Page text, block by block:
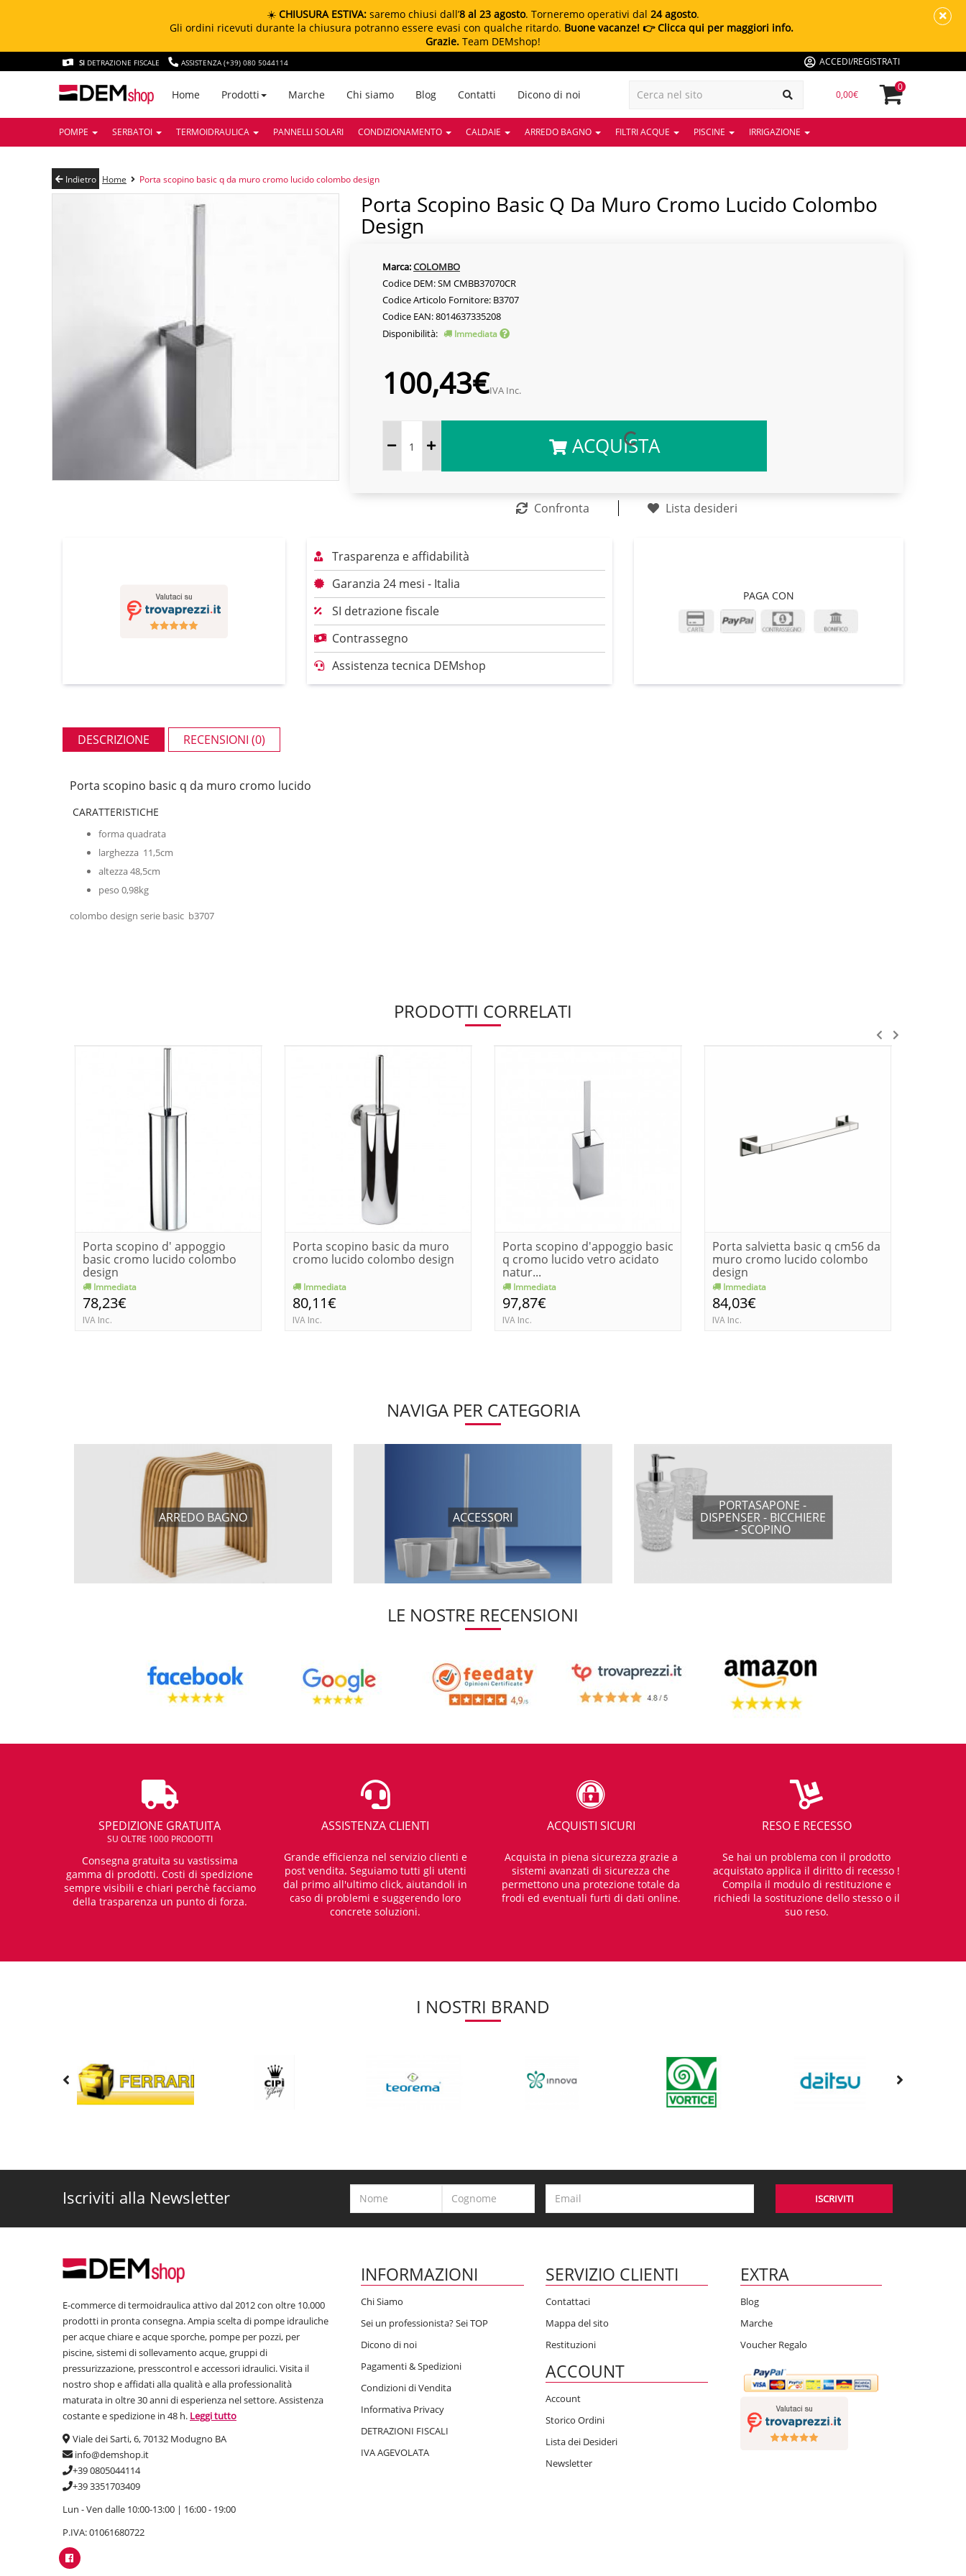
☀️ CHIUSURA ESTIVA: saremo chiusi dall’8 al 23 agosto. Torneremo operativi dal 24 agosto.
Gli ordini ricevuti durante la chiusura potranno essere evasi con qualche ritardo. Buone vacanze! 👉 Clicca qui per maggiori info.
Grazie. Team DEMshop!
SI DETRAZIONE FISCALE ASSISTENZA (+39) 080 5044114 ACCEDI/REGISTRATI
Home Prodotti Marche Chi siamo Blog Contatti Dicono di noi 0,00€
0
POMPE SERBATOI TERMOIDRAULICA PANNELLI SOLARI CONDIZIONAMENTO CALDAIE ARREDO BAGNO FILTRI ACQUE PISCINE IRRIGAZIONE
Indietro Home Porta scopino basic q da muro cromo lucido colombo design
Porta Scopino Basic Q Da Muro Cromo Lucido Colombo
Design
Marca:COLOMBO
Codice DEM: SM CMBB37070CR
Codice Articolo Fornitore: B3707
Codice EAN: 8014637335208
Disponibilità:
Immediata
100,43€IVA Inc.
ACQUISTA
Confronta Lista desideri
Trasparenza e affidabilità
Garanzia 24 mesi - Italia
SI detrazione fiscale
Contrassegno
Assistenza tecnica DEMshop
PAGA CON
DESCRIZIONE RECENSIONI (0)
Porta scopino basic q da muro cromo lucido
CARATTERISTICHE
forma quadrata
larghezza 11,5cm
altezza 48,5cm
peso 0,98kg
colombo design serie basic b3707
PRODOTTI CORRELATI
Porta scopino d' appoggio
basic cromo lucido colombo
design
Immediata
78,23€
IVA Inc.
Porta scopino basic da muro
cromo lucido colombo design
Immediata
80,11€
IVA Inc.
Porta scopino d'appoggio basic
q cromo lucido vetro acidato
natur...
Immediata
97,87€
IVA Inc.
Porta salvietta basic q cm56 da
muro cromo lucido colombo
design
Immediata
84,03€
IVA Inc.
NAVIGA PER CATEGORIA
ARREDO BAGNO ACCESSORI
PORTASAPONE -
DISPENSER - BICCHIERE
- SCOPINO
LE NOSTRE RECENSIONI
SPEDIZIONE GRATUITA
SU OLTRE 1000 PRODOTTI
Consegna gratuita su vastissima
gamma di prodotti. Costi di spedizione
sempre visibili e chiari perchè facciamo
della trasparenza un punto di forza.
ASSISTENZA CLIENTI
Grande efficienza nel servizio clienti e
post vendita. Seguiamo tutti gli utenti
dal primo all'ultimo click, aiutandoli in
caso di problemi e suggerendo loro
concrete soluzioni.
ACQUISTI SICURI
Acquista in piena sicurezza grazie a
sistemi avanzati di sicurezza che
permettono una protezione totale da
frodi ed eventuali furti di dati online.
RESO E RECESSO
Se hai un problema con il prodotto
acquistato applica il diritto di recesso !
Compila il modulo di restituzione e
richiedi la sostituzione dello stesso o il
suo reso.
I NOSTRI BRAND
Iscriviti alla Newsletter ISCRIVITI
E-commerce di termoidraulica attivo dal 2012 con oltre 10.000
prodotti in pronta consegna. Ampia scelta di pompe idrauliche
per acque chiare e acque sporche, pompe per pozzi, per
piscine, sistemi di sollevamento acque, gruppi di
pressurizzazione, presscontrol e accessori idraulici. Visita il
nostro shop e affidati alla qualità e alla professionalità
maturata in oltre 30 anni di esperienza nel settore. Assistenza
costante e spedizione in 48 h. Leggi tutto
Viale dei Sarti, 6, 70132 Modugno BA
info@demshop.it
+39 0805044114
+39 3351703409
Lun - Ven dalle 10:00-13:00 | 16:00 - 19:00
P.IVA: 01061680722
INFORMAZIONI
Chi Siamo
Sei un professionista? Sei TOP
Dicono di noi
Pagamenti & Spedizioni
Condizioni di Vendita
Informativa Privacy
DETRAZIONI FISCALI
IVA AGEVOLATA
SERVIZIO CLIENTI
Contattaci
Mappa del sito
Restituzioni
ACCOUNT
Account
Storico Ordini
Lista dei Desideri
Newsletter
EXTRA
Blog
Marche
Voucher Regalo